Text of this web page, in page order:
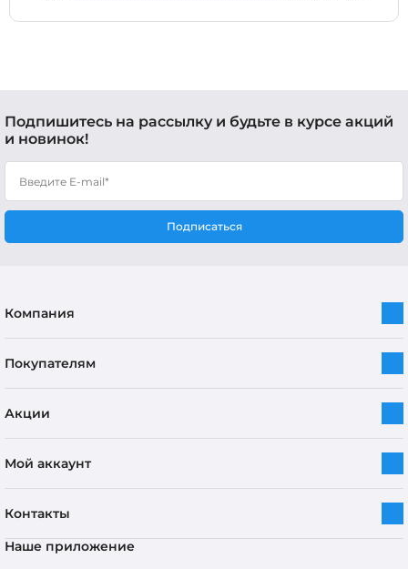
Подпишитесь на рассылку и будьте в курсе акций
и новинок!
Подписаться
Компания
Покупателям
Акции
Мой аккаунт
Контакты
Наше приложение